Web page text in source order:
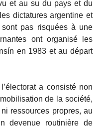
et au su du pays et du
dictatures argentine et
pas risquées à une
ont organisé les
en 1983 et au départ
a consisté non
de la société,
ressources propres, au
devenue routinière de